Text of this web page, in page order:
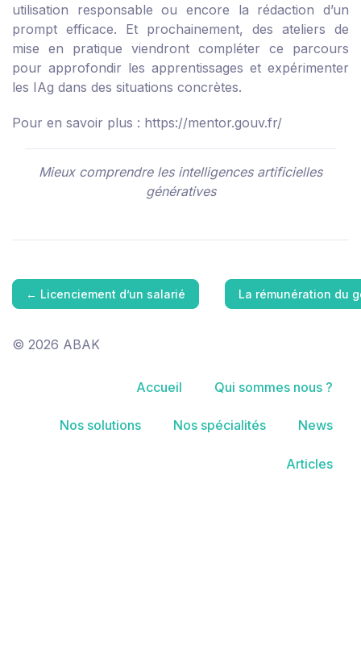
utilisation responsable ou encore la rédaction d’un
prompt efficace. Et prochainement, des ateliers de
mise en pratique viendront compléter ce parcours
pour approfondir les apprentissages et expérimenter
les IAg dans des situations concrètes.
Pour en savoir plus : https://mentor.gouv.fr/
Mieux comprendre les intelligences artificielles
génératives
← Licenciement d’un salarié La rémunération du
© 2026 ABAK
Accueil Qui sommes nous ?
Nos solutions Nos spécialités News
Articles